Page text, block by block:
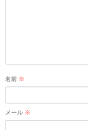
名前 ※
メール ※